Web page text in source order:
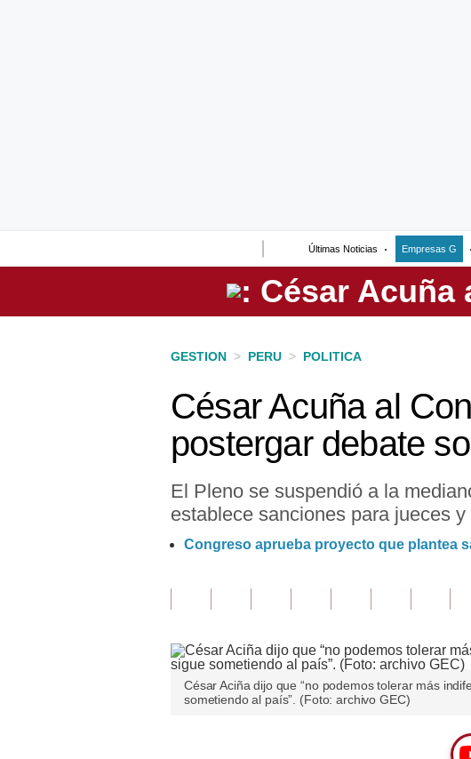
Últimas Noticias Empresas G
Perú
GESTION > PERU > POLITICA
César Acuña al
postergar debate
El Pleno se suspendió a la
establece sanciones para jueces y
Congreso aprueba proyecto que plantea
César Aciña dijo que “no podemos tolerar más
sometiendo al país”. (Foto: archivo GEC)